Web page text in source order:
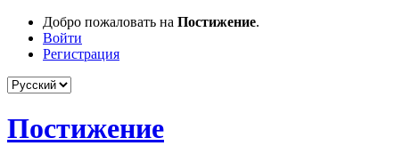
Добро пожаловать на Постижение.
Войти
Регистрация
Постижение